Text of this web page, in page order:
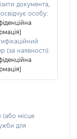
документа,
особу:
(за наявності):
(або місце
для